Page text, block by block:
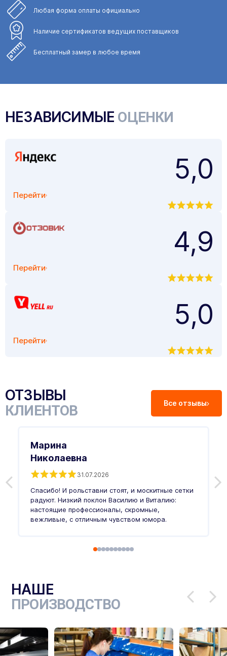
Любая форма оплаты официально
Наличие сертификатов ведущих поставщиков
Бесплатный замер в любое время
НЕЗАВИСИМЫЕ ОЦЕНКИ
Перейти
5,0
Перейти
4,9
Перейти
5,0
ОТЗЫВЫ
КЛИЕНТОВ Все отзывы
Марина
Николаевна
31.07.2026
Спасибо! И рольставни стоят, и москитные сетки
радуют. Низкий поклон Василию и Виталию:
настоящие профессионалы, скромные,
вежливые, с отличным чувством юмора.
НАШЕ
ПРОИЗВОДСТВО